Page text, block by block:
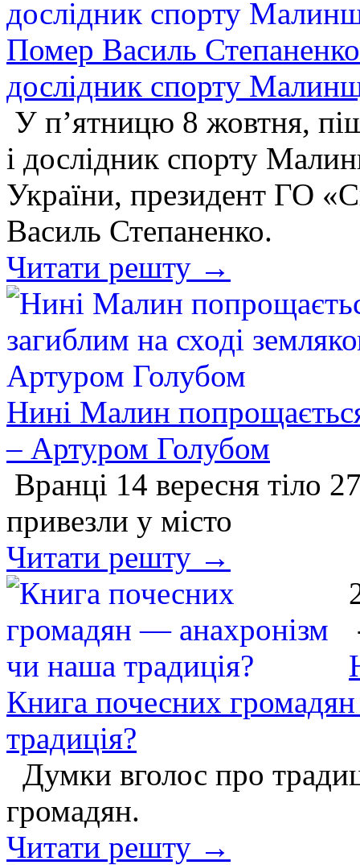
Помер Василь
дослідник спорту
У п’ятницю 8 жовтня,
і дослідник спорту
України, президент ГО
Василь Степаненко.
Читати решту →
Нині Малин
– Артуром Голубом
Вранці 14 вересня тіло
привезли у місто
Читати решту →
Книга почесних
традиція?
Думки вголос про
громадян.
Читати решту →